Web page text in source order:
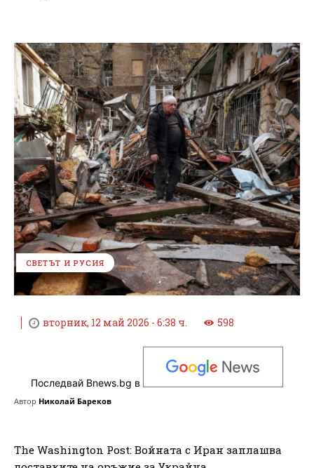
СВЕТЪТ И РУСИЯ
вторник, 12 май 2026 - 6:38 ч. 598
Последвай Bnews.bg в
Автор Николай Бареков
The Washington Post: Войната с Иран заплашва